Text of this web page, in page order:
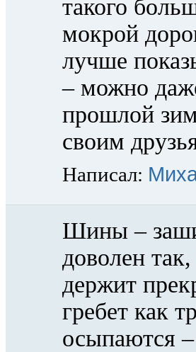
такого
мокрой
лучше
– можно
прошлой
своим
Написал:
Шины –
доволен
держит
гребет как
осыпаются